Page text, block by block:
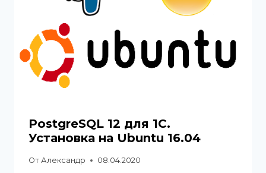
PostgreSQL 12 для 1С.
Установка на Ubuntu 16.04
От Александр 08.04.2020